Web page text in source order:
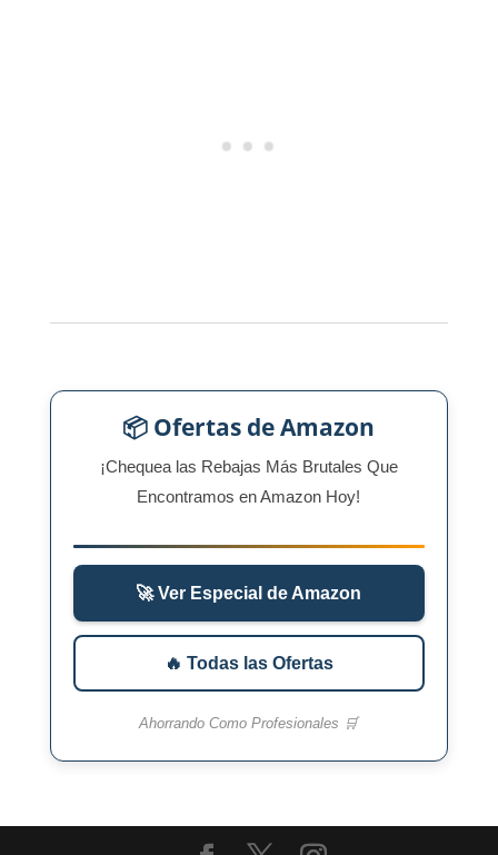
📦 Ofertas de Amazon
¡Chequea las Rebajas Más Brutales Que
Encontramos en Amazon Hoy!
🚀 Ver Especial de Amazon
🔥 Todas las Ofertas
Ahorrando Como Profesionales 🛒